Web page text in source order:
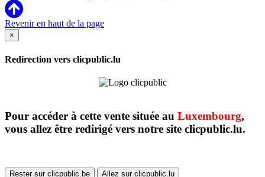
Revenir en haut de la page
×
Redirection vers clicpublic.lu
Pour accéder à cette vente située au Luxembourg,
vous allez être redirigé vers notre site clicpublic.lu.
Rester sur clicpublic.be Allez sur clicpublic.lu